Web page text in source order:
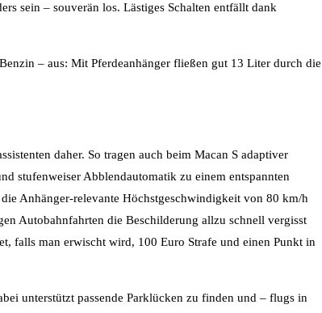
sein – souverän los. Lästiges Schalten entfällt dank
– aus: Mit Pferdeanhänger fließen gut 13 Liter durch die
daher. So tragen auch beim Macan S adaptiver
stufenweiser Abblendautomatik zu einem entspannten
Anhänger-relevante Höchstgeschwindigkeit von 80 km/h
Autobahnfahrten die Beschilderung allzu schnell vergisst
falls man erwischt wird, 100 Euro Strafe und einen Punkt in
unterstützt passende Parklücken zu finden und – flugs in